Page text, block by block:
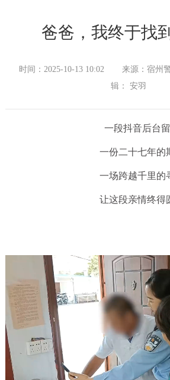
爸爸，我终于找
时间：2025-10-13 10:02 来源：宿州
辑： 安羽
一段抖音后台
一份二十七年的
一场跨越千里的
让这段亲情终得